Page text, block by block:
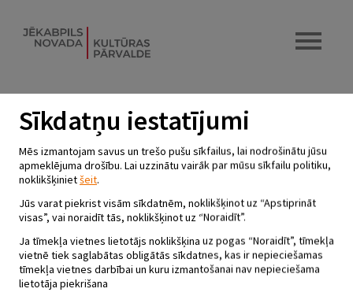
KLUBA “MĀJA” PASĀKUMS
JAUNIEŠIEM
24.08.2022
Krustpils kultūras centrs
24. augustā plkst. 11.00 Krustpils Kultūras centrā norisināsies kluba
“Māja” pasākums jauniešiem – diskusijas projekta “Izproti,
iesaisties, lem” ietvaros.
Sīkdatņu iestatījumi
Mēs izmantojam savus un trešo pušu sīkfailus, lai nodrošinātu jūsu
apmeklējuma drošību. Lai uzzinātu vairāk par mūsu sīkfailu politiku,
noklikšķinietšeit.
Jūs varat piekrist visām sīkdatnēm, noklikšķinot uz “Apstiprināt
visas”, vai noraidīt tās, noklikšķinot uz “Noraidīt”.
Ja tīmekļa vietnes lietotājs noklikšķina uz pogas “Noraidīt”, tīmekļa
vietnē tiek saglabātas obligātās sīkdatnes, kas ir nepieciešamas
tīmekļa vietnes darbībai un kuru izmantošanai nav nepieciešama
lietotāja piekrišana